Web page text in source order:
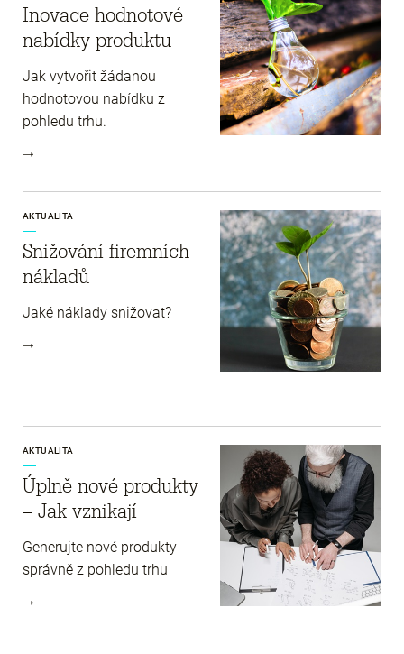
Inovace hodnotové
nabídky produktu
Jak vytvořit žádanou
hodnotovou nabídku z
pohledu trhu.
AKTUALITA
Snižování firemních
nákladů
Jaké náklady snižovat?
AKTUALITA
Úplně nové produkty
– Jak vznikají
Generujte nové produkty
správně z pohledu trhu